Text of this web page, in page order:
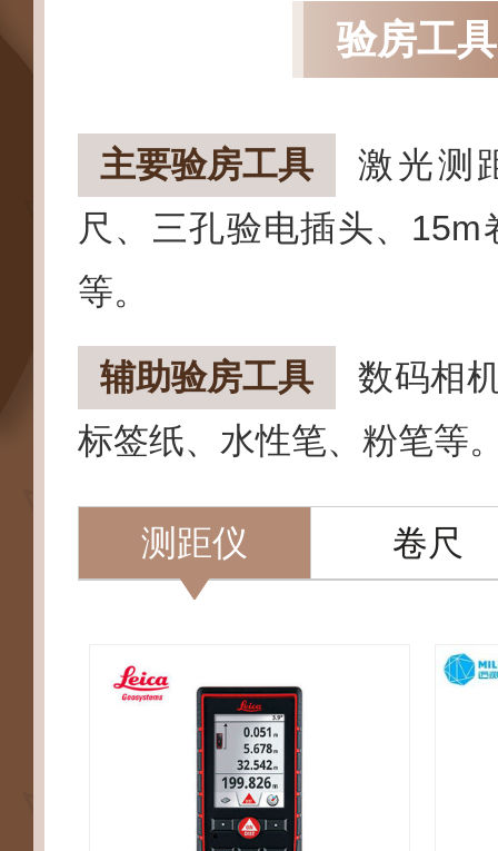
验房工具
主要验房工具
激光测
尺、三孔验电插头、
等。
辅助验房工具
数码相
标签纸、水性笔、粉笔等
测距仪 卷尺